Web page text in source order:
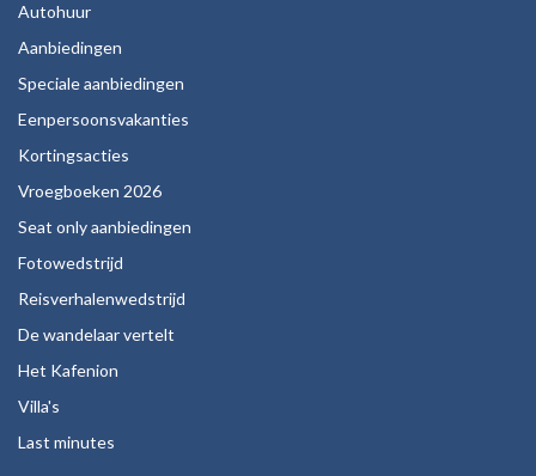
Autohuur
Aanbiedingen
Speciale aanbiedingen
Eenpersoonsvakanties
Kortingsacties
Vroegboeken 2026
Seat only aanbiedingen
Fotowedstrijd
Reisverhalenwedstrijd
De wandelaar vertelt
Het Kafenion
Villa's
Last minutes